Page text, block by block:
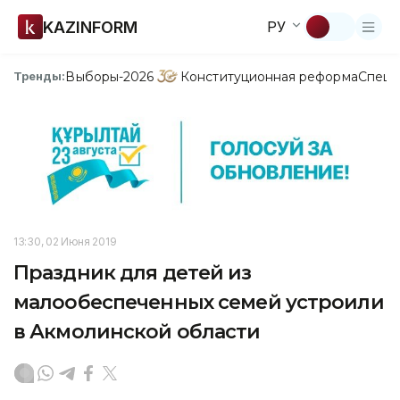
KAZINFORM РУ
Тренды:Выборы-2026 Конституционная реформа
13:30, 02 Июня 2019
Праздник для детей из
малообеспеченных семей устроили
в Акмолинской области